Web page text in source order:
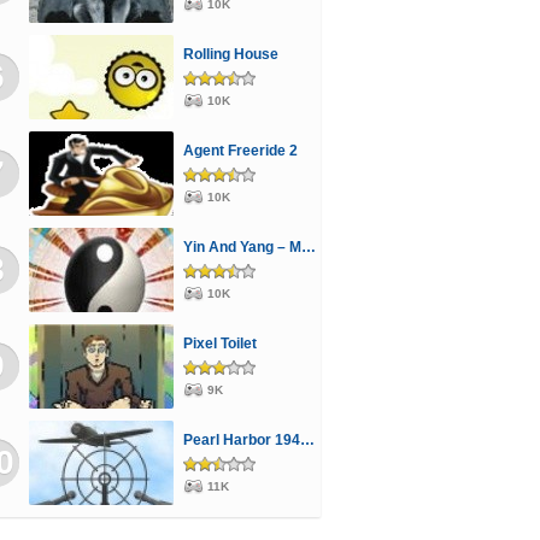
Wars Sütős Szerelmes
Tom és Jerry Traktoros
Verekedős Vicces
Vonatos Zuhatag
10K
Rolling House
10K
Agent Freeride 2
10K
Yin And Yang – Merge
10K
Pixel Toilet
9K
Pearl Harbor 1941V3
11K